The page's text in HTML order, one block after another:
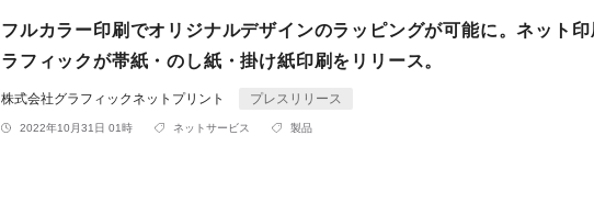
フルカラー印刷でオリジナルデザインのラッピングが可能に。ネット
ラフィックが帯紙・のし紙・掛け紙印刷をリリース。
株式会社グラフィックネットプリント プレスリリース
2022年10月31日 01時 ネットサービス 製品